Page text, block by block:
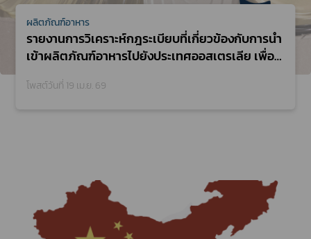
ผลิตภัณฑ์อาหาร
รายงานการวิเคราะห์กฎระเบียบที่เกี่ยวข้องกับการนำ
เข้าผลิตภัณฑ์อาหารไปยังประเทศออสเตรเลีย เพื่อ
ผลิตภัณฑ์อาหาร ประจำปีงบประมาณ 2568
โพสต์วันที่ 19 เม.ย. 69